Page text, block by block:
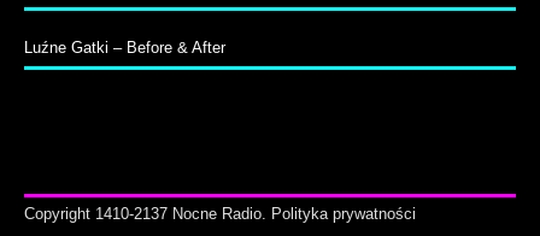
Luźne Gatki – Before & After
Copyright 1410-2137 Nocne Radio. Polityka prywatności